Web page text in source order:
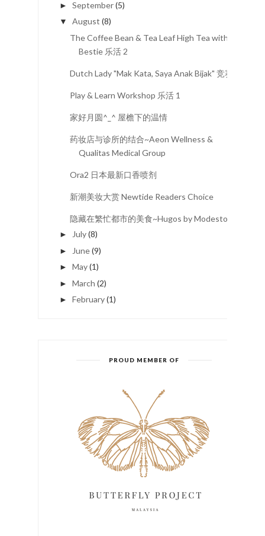
► September(5)
▼ August (8)
The Coffee Bean & Tea Leaf High Tea with
Bestie 乐活 2
Dutch Lady "Mak Kata, Saya Anak Bijak" 竞赛
Play & Learn Workshop 乐活 1
家好月圆^_^ 屋檐下的温情
药妆店与诊所的结合~Aeon Wellness &
Qualitas Medical Group
Ora2 日本最新口香喷剂
新潮美妆大赏 Newtide Readers Choice
隐藏在繁忙都市的美食~Hugos by Modestos
► July(8)
► June(9)
► May(1)
► March (2)
► February(1)
PROUD MEMBER OF